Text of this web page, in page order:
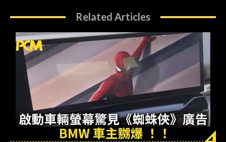
Related Articles